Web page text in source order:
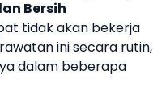
Bersih
tidak akan bekerja
ini secara rutin,
dalam beberapa